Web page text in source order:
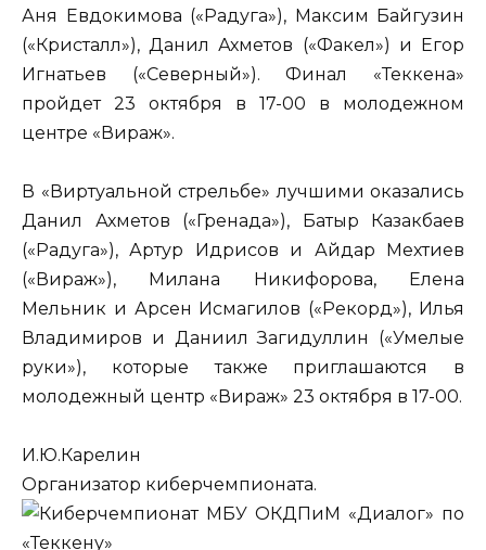
Аня Евдокимова («Радуга»), Максим Байгузин
(«Кристалл»), Данил Ахметов («Факел») и Егор
Игнатьев («Северный»). Финал «Теккена»
пройдет 23 октября в 17-00 в молодежном
центре «Вираж».
В «Виртуальной стрельбе» лучшими оказались
Данил Ахметов («Гренада»), Батыр Казакбаев
(«Радуга»), Артур Идрисов и Айдар Мехтиев
(«Вираж»), Милана Никифорова, Елена
Мельник и Арсен Исмагилов («Рекорд»), Илья
Владимиров и Даниил Загидуллин («Умелые
руки»), которые также приглашаются в
молодежный центр «Вираж» 23 октября в 17-00.
И.Ю.Карелин
Организатор киберчемпионата.